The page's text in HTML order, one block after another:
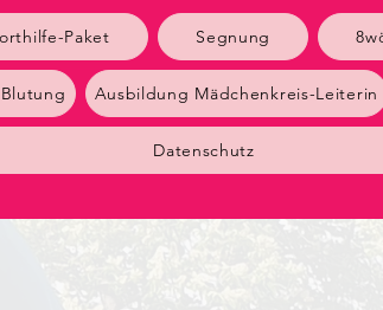
Paket Segnung
Ausbildung Mädchenkreis-Leiterin
Datenschutz